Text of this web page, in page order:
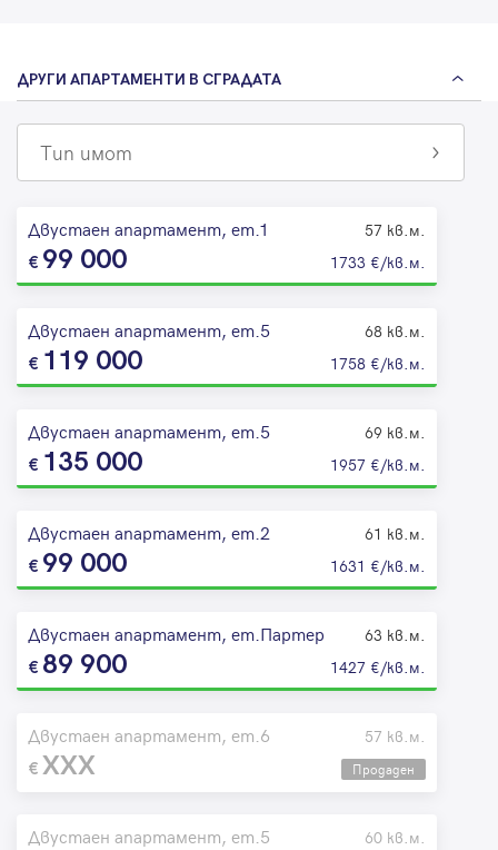
ДРУГИ АПАРТАМЕНТИ В СГРАДАТА
Тип имот
Двустаен апартамент, ет.1 57 кв.м.
99 000 1733 €/кв.м.
Двустаен апартамент, ет.5 68 кв.м.
119 000 1758 €/кв.м.
Двустаен апартамент, ет.5 69 кв.м.
135 000 1957 €/кв.м.
Двустаен апартамент, ет.2 61 кв.м.
99 000 1631 €/кв.м.
Двустаен апартамент, ет.Партер 63 кв.м.
89 900 1427 €/кв.м.
Двустаен апартамент, ет.6 57 кв.м.
XXX Продаден
Двустаен апартамент, ет.5 60 кв.м.